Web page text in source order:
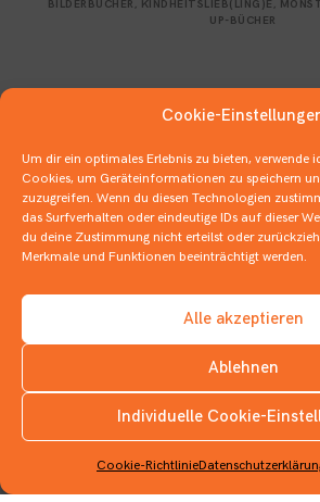
Cookie-
Um dir ein optimales Erlebnis zu bieten, verwende
Cookies, um Geräteinformationen zu speichern
zuzugreifen. Wenn du diesen Technologien
das Surfverhalten oder eindeutige IDs auf dieser
du deine Zustimmung nicht erteilst oder
Merkmale und Funktionen beeinträchtigt werden.
Alle akzeptieren
Ablehnen
Individuelle Cookie-
Cookie-Richtlinie
INSTAGRAM
BILDERBÜCHER , KINDHEITSLIEB(LING)E ,
UP-BÜCHER
Verdreschen und
31. OKTOBER 2019 KINDERBÜCHER,